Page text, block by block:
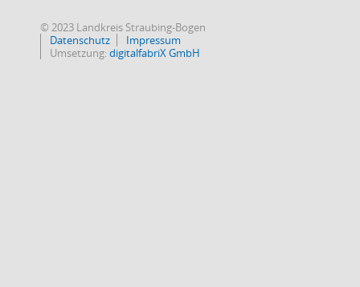
© 2023 Landkreis Straubing-Bogen
Datenschutz
Impressum
Umsetzung:digitalfabriX GmbH